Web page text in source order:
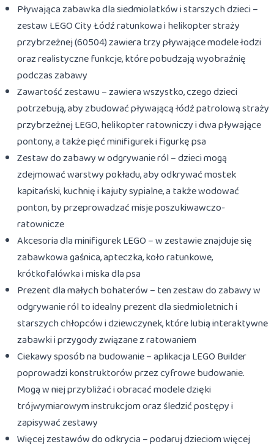
Pływająca zabawka dla siedmiolatków i starszych dzieci –
zestaw LEGO City Łódź ratunkowa i helikopter straży
przybrzeżnej (60504) zawiera trzy pływające modele łodzi
oraz realistyczne funkcje, które pobudzają wyobraźnię
podczas zabawy
Zawartość zestawu – zawiera wszystko, czego dzieci
potrzebują, aby zbudować pływającą łódź patrolową straży
przybrzeżnej LEGO, helikopter ratowniczy i dwa pływające
pontony, a także pięć minifigurek i figurkę psa
Zestaw do zabawy w odgrywanie ról – dzieci mogą
zdejmować warstwy pokładu, aby odkrywać mostek
kapitański, kuchnię i kajuty sypialne, a także wodować
ponton, by przeprowadzać misje poszukiwawczo-
ratownicze
Akcesoria dla minifigurek LEGO – w zestawie znajduje się
zabawkowa gaśnica, apteczka, koło ratunkowe,
krótkofalówka i miska dla psa
Prezent dla małych bohaterów – ten zestaw do zabawy w
odgrywanie ról to idealny prezent dla siedmioletnich i
starszych chłopców i dziewczynek, które lubią interaktywne
zabawki i przygody związane z ratowaniem
Ciekawy sposób na budowanie – aplikacja LEGO Builder
poprowadzi konstruktorów przez cyfrowe budowanie.
Mogą w niej przybliżać i obracać modele dzięki
trójwymiarowym instrukcjom oraz śledzić postępy i
zapisywać zestawy
Więcej zestawów do odkrycia – podaruj dzieciom więcej